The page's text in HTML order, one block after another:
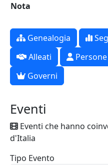
Nota
Genealogia
Alleati
Persone
Governi
Eventi
Eventi che hanno
d'Italia
Tipo Evento